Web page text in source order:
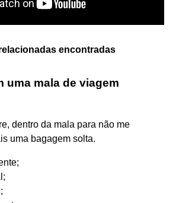
encontradas
uma mala de viagem
dentro da mala para não me
uma bagagem solta.